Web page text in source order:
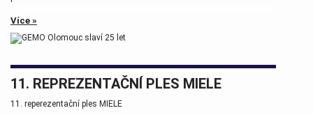
Více »
11. REPREZENTAČNÍ PLES MIELE
11. reperezentační ples MIELE